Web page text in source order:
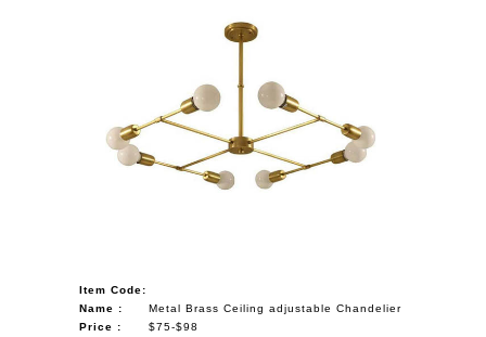
CONTACT USItem Code:
Name :
Metal Brass Ceiling adjustable Chandelier
Price :
$75-$98